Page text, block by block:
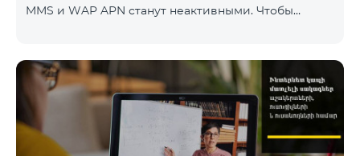
MMS и WAP APN станут неактивными. Чтобы
internet.beeline.am и удалить поля Port, Proxy,
Password. Подробности: 0611